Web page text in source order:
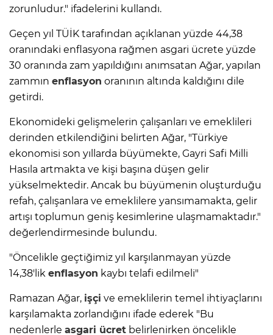
zorunludur." ifadelerini kullandı.
Geçen yıl TÜİK tarafından açıklanan yüzde 44,38
oranındaki enflasyona rağmen asgari ücrete yüzde
30 oranında zam yapıldığını anımsatan Ağar, yapılan
zammın enflasyon oranının altında kaldığını dile
getirdi.
Ekonomideki gelişmelerin çalışanları ve emeklileri
derinden etkilendiğini belirten Ağar, "Türkiye
ekonomisi son yıllarda büyümekte, Gayri Safi Milli
Hasıla artmakta ve kişi başına düşen gelir
yükselmektedir. Ancak bu büyümenin oluşturduğu
refah, çalışanlara ve emeklilere yansımamakta, gelir
artışı toplumun geniş kesimlerine ulaşmamaktadır."
değerlendirmesinde bulundu.
"Öncelikle geçtiğimiz yıl karşılanmayan yüzde
14,38'lik enflasyon kaybı telafi edilmeli"
Ramazan Ağar, işçi ve emeklilerin temel ihtiyaçlarını
karşılamakta zorlandığını ifade ederek "Bu
nedenlerle asgari ücret belirlenirken öncelikle